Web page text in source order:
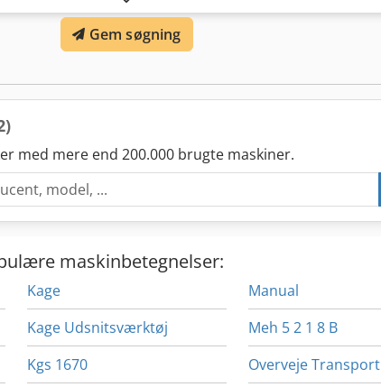
Gem søgning
med mere end 200.000 brugte maskiner.
maskinbetegnelser:
Kage
Kage Udsnitsværktøj
Kgs 1670
Manual
Meh 5 2 1 8 B
Overveje Transport